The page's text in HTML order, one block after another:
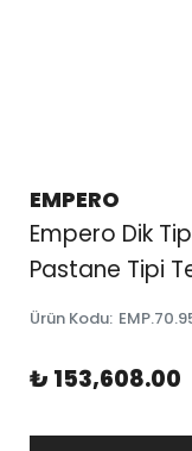
EMPERO
Empero Dik
Pastane Tipi
Ürün Kodu:
₺ 153,608.00